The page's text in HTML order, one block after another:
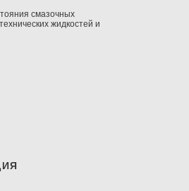
смазочных
жидкостей и